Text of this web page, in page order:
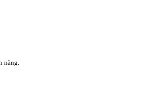
năng.